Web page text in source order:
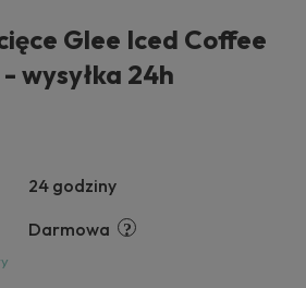
Glee Iced Coffee
wysyłka 24h
24 godziny
Darmowa